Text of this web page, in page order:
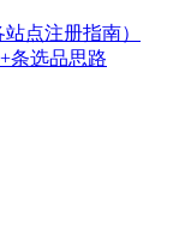
点注册指南）
条选品思路